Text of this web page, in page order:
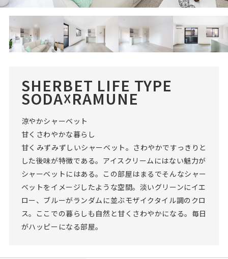
SHERBET LIFE TYPE
SODA☓RAMUNE
涼やかシャーベット
甘くさわやかな暮らし
甘くみずみずしいシャーベット。さわやかですっきりと
した後味が特徴である。アイスクリームにはない魅力が
シャーベットにはある。この部屋はまるでそんなシャー
ベットをイメージしたような空間。淡いグリーンにイエ
ロー、ブルーがランダムに並ぶモザイクタイル調のクロ
ス。ここでの暮らしも自然と甘くさわやかになる。毎日
がハッピーになる部屋。